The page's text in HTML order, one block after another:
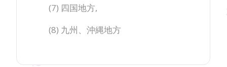
(7) 四国地方,
(8) 九州、沖縄地方